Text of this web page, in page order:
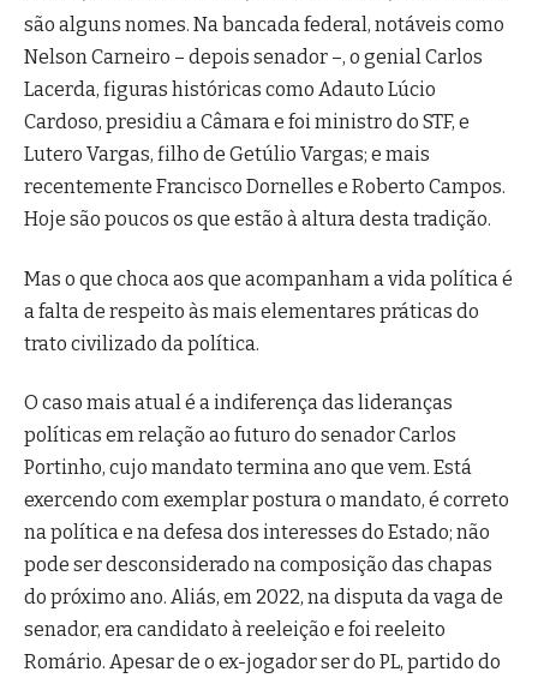
são alguns nomes. Na bancada federal, notáveis como
Nelson Carneiro – depois senador –, o genial Carlos
Lacerda, figuras históricas como Adauto Lúcio
Cardoso, presidiu a Câmara e foi ministro do STF, e
Lutero Vargas, filho de Getúlio Vargas; e mais
recentemente Francisco Dornelles e Roberto Campos.
Hoje são poucos os que estão à altura desta tradição.
Mas o que choca aos que acompanham a vida política é
a falta de respeito às mais elementares práticas do
trato civilizado da política.
O caso mais atual é a indiferença das lideranças
políticas em relação ao futuro do senador Carlos
Portinho, cujo mandato termina ano que vem. Está
exercendo com exemplar postura o mandato, é correto
na política e na defesa dos interesses do Estado; não
pode ser desconsiderado na composição das chapas
do próximo ano. Aliás, em 2022, na disputa da vaga de
senador, era candidato à reeleição e foi reeleito
Romário. Apesar de o ex-jogador ser do PL, partido do